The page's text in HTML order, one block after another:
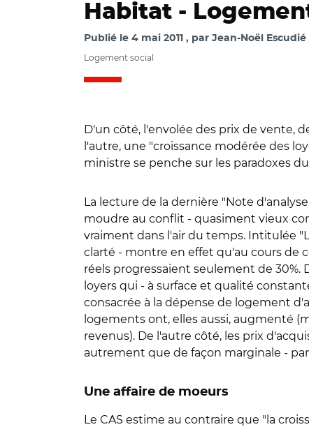
Habitat -
Publié le 4 mai 2011 par Jean-Noël Escudié
Logement social
D'un côté, l'envolée des prix de vente,
l'autre, une "croissance modérée des
ministre se penche sur les paradoxes
La lecture de la dernière "Note
moudre au conflit - quasiment vieux
vraiment dans l'air du temps. Intitulée
clarté - montre en effet qu'au cours de
réels progressaient seulement de
loyers qui - à surface et qualité
consacrée à la dépense de logement
logements ont, elles aussi, augmenté
revenus). De l'autre côté, les prix
autrement que de façon marginale -
Une affaire de moeurs
Le CAS estime au contraire que "la